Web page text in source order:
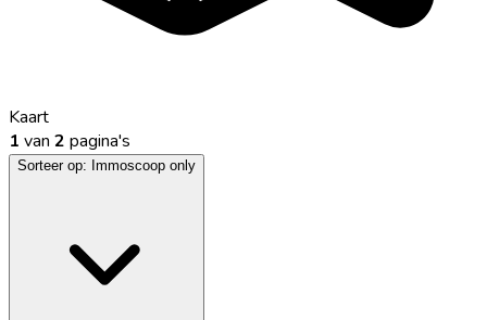
Kaart
1 van 2 pagina's
Sorteer op: Immoscoop only